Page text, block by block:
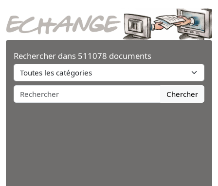
Rechercher dans 511078 documents
Chercher